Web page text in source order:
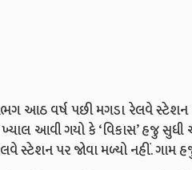
વર્ષ પછી મગડા રેલવે સ્ટેશન પર
આવી ગયો કે‘વિકાસ’હજુ સુધી
સ્ટેશન પર જોવા મળ્યો નહીં. ગામ